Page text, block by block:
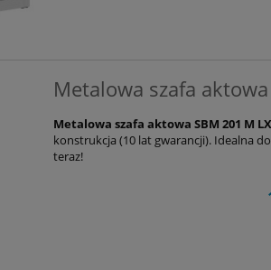
Metalowa szafa
Metalowa szafa aktowa SBM 201 M LX
konstrukcja (10 lat gwarancji). Idealna
teraz!